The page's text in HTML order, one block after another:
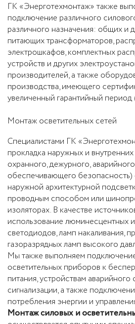
ГК «Энерготехмонтаж» также
подключение различного
различного назначения: общих и
питающих трансформаторов,
электрошкафов, комплектных
устройств и других
производителей, а также
производства, имеющего
увеличенный гарантийный период
Монтаж осветительных сетей
Специалистами ГК
прокладка наружных и
охранного, дежурного,
обеспечивающего безопасность)
наружной архитектурной
проводным способом или
изоляторах. В качестве
использование люминесцентных
светодиодов, ламп накаливания,
газоразрядных ламп высокого
Мы также выполняем
осветительных приборов к
питания, устройствам
сигнализации, а также
потребления энергии и
Монтаж силовых и